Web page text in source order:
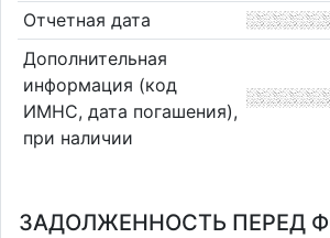
Отчетная дата
Дополнительная
информация (код
ИМНС, дата погашения),
при наличии
ЗАДОЛЖЕННОСТЬ ПЕРЕД